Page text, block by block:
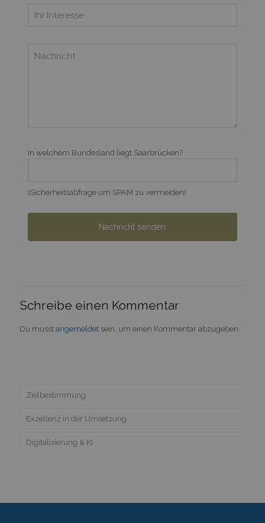
In welchem Bundesland liegt Saarbrücken?
(Sicherheitsabfrage um SPAM zu vermeiden)
Schreibe einen Kommentar
Du musst angemeldet sein, um einen Kommentar abzugeben.
Zielbestimmung
Exzellenz in der Umsetzung
Digitalisierung & KI